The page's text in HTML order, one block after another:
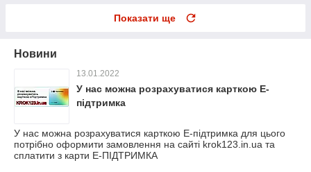
Показати ще
Новини
13.01.2022
У нас можна розрахуватися карткою Е-
підтримка
У нас можна розрахуватися карткою Е-підтримка для цього
потрібно оформити замовлення на сайті krok123.in.ua та
сплатити з карти Е-ПІДТРИМКА